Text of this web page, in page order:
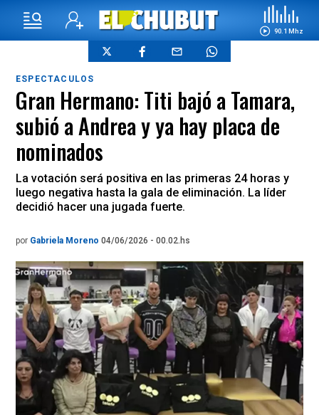
90.1 Mhz
ESPECTACULOS
Gran Hermano: Titi bajó a Tamara,
subió a Andrea y ya hay placa de
nominados
La votación será positiva en las primeras 24 horas y
luego negativa hasta la gala de eliminación. La líder
decidió hacer una jugada fuerte.
por Gabriela Moreno 04/06/2026 - 00.02.hs